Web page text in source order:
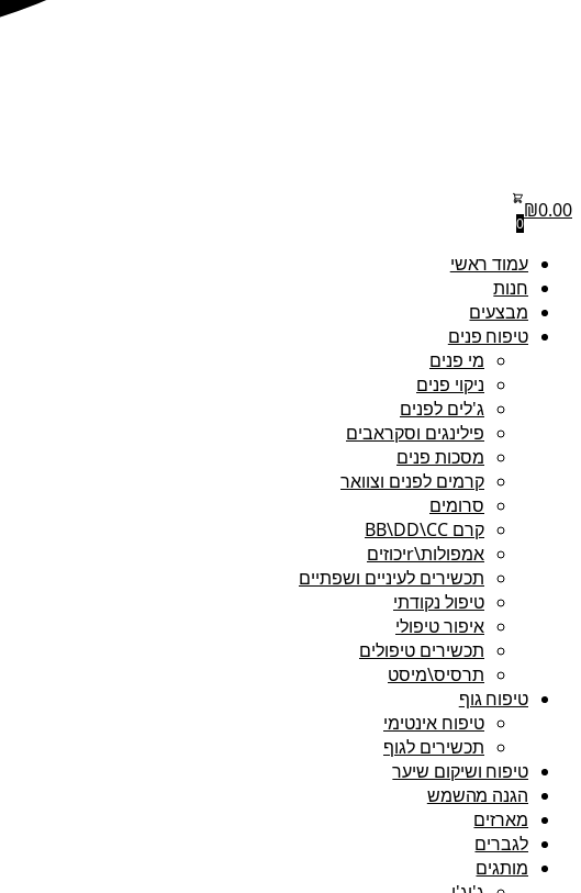
₪0.00
0
עמוד ראשי
חנות
מבצעים
טיפוח פנים
מי פנים
ניקוי פנים
ג'לים לפנים
פילינגים וסקראבים
מסכות פנים
קרמים לפנים וצוואר
סרומים
קרם BB\DD\CC
אמפולות\rיכוזים
תכשירים לעיניים ושפתיים
טיפול נקודתי
איפור טיפולי
תכשירים טיפולים
תרסיס\מיסט
טיפוח גוף
טיפוח אינטימי
תכשירים לגוף
טיפוח ושיקום שיער
הגנה מהשמש
מארזים
לגברים
מותגים